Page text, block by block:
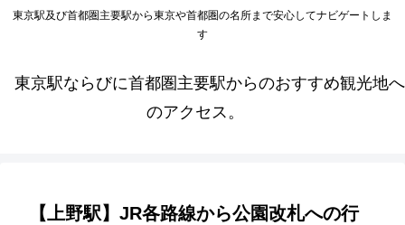
東京駅及び首都圏主要駅から東京や首都圏の名所まで安心してナビゲートしま
す
東京駅ならびに首都圏主要駅からのおすすめ観光地へ
のアクセス。
【上野駅】JR各路線から公園改札への行